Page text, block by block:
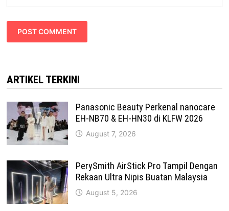
ARTIKEL TERKINI
Panasonic Beauty Perkenal nanocare
EH-NB70 & EH-HN30 di KLFW 2026
August 7, 2026
PerySmith AirStick Pro Tampil Dengan
Rekaan Ultra Nipis Buatan Malaysia
August 5, 2026